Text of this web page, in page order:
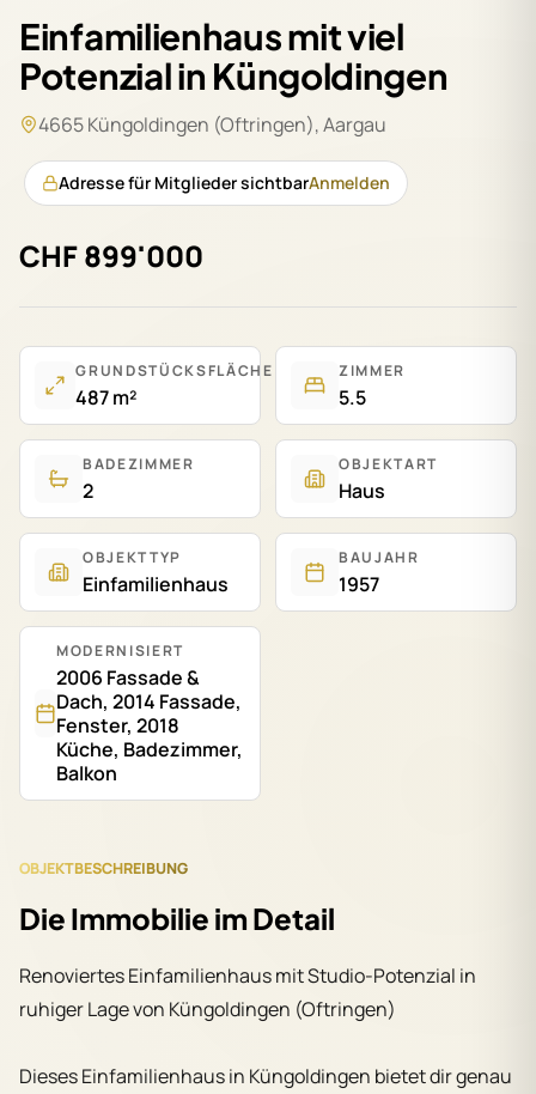
Einfamilienhaus mit viel
Potenzial in Küngoldingen
4665 Küngoldingen (Oftringen),Aargau
Adresse für Mitglieder sichtbarAnmelden
CHF 899'000
GRUNDSTÜCKSFLÄCHE
487 m²
ZIMMER
5.5
BADEZIMMER
2
OBJEKTART
Haus
OBJEKTTYP
Einfamilienhaus
BAUJAHR
1957
MODERNISIERT
2006 Fassade &
Dach, 2014 Fassade,
Fenster, 2018
Küche, Badezimmer,
Balkon
OBJEKTBESCHREIBUNG
Die Immobilie im Detail
Renoviertes Einfamilienhaus mit Studio-Potenzial in
ruhiger Lage von Küngoldingen (Oftringen)
Dieses Einfamilienhaus in Küngoldingen bietet dir genau